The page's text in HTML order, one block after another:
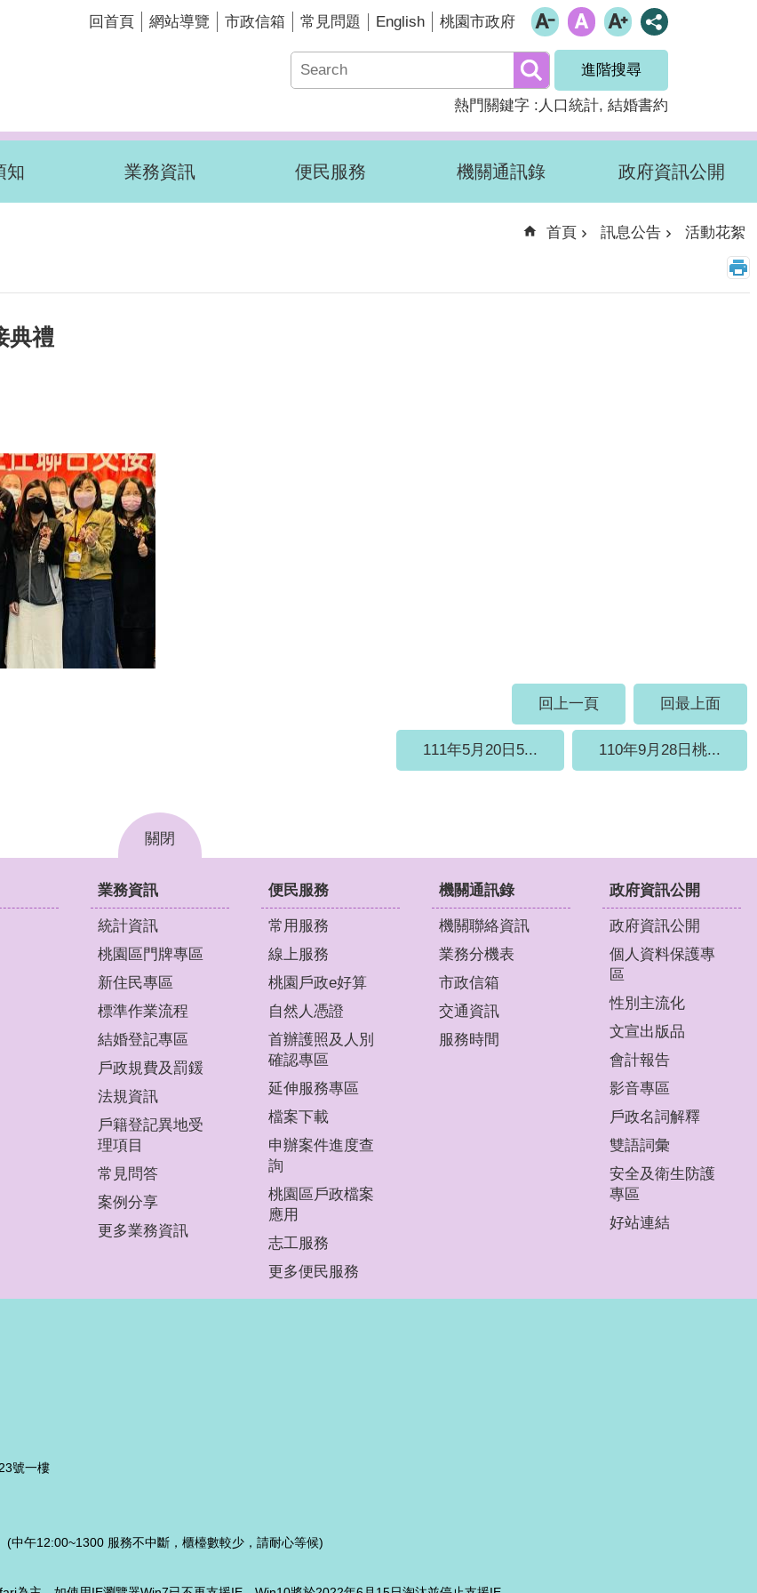
回首頁 網站導覽 市政信箱 常見問題 English 桃園市政府
進階搜尋
熱門關鍵字 人口統計 結婚書約
知 業務資訊 便民服務 機關通訊錄 政府資訊公開
首頁 訊息公告 活動花絮
典禮
回上一頁 回最上面
111年5月20日5... 110年9月28日桃...
關閉
業務資訊
統計資訊
桃園區門牌專區
新住民專區
標準作業流程
結婚登記專區
戶政規費及罰鍰
法規資訊
戶籍登記異地受
理項目
常見問答
案例分享
更多業務資訊
便民服務
常用服務
線上服務
桃園戶政e好算
自然人憑證
首辦護照及人別
確認專區
延伸服務專區
檔案下載
申辦案件進度查
詢
桃園區戶政檔案
應用
志工服務
更多便民服務
機關通訊錄
機關聯絡資訊
業務分機表
市政信箱
交通資訊
服務時間
政府資訊公開
政府資訊公開
個人資料保護專
區
性別主流化
文宣出版品
會計報告
影音專區
戶政名詞解釋
雙語詞彙
安全及衛生防護
專區
好站連結
號一樓
中午12:00~1300 服務不中斷，櫃檯數較少，請耐心等候)